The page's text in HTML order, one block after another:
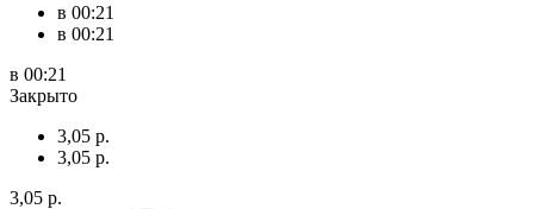
в 00:21
в 00:21
в 00:21
Закрыто
3,05 р.
3,05 р.
3,05 р.